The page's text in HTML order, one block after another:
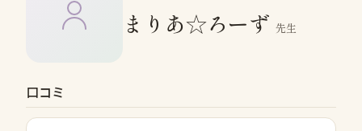
まりあ☆ろーず 先生
口コミ